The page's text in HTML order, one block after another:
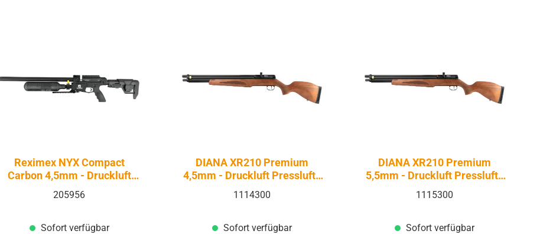
Reximex NYX Compact
Carbon 4,5mm - Druckluft
Pressluft | PCP
205956
Sofort verfügbar
DIANA XR210 Premium
4,5mm - Druckluft Pressluft |
PCP
1114300
Sofort verfügbar
DIANA XR210 Premium
5,5mm - Druckluft Pressluft |
PCP
1115300
Sofort verfügbar